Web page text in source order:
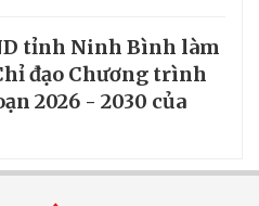
tỉnh Ninh Bình làm
đạo Chương trình
2026 - 2030 của